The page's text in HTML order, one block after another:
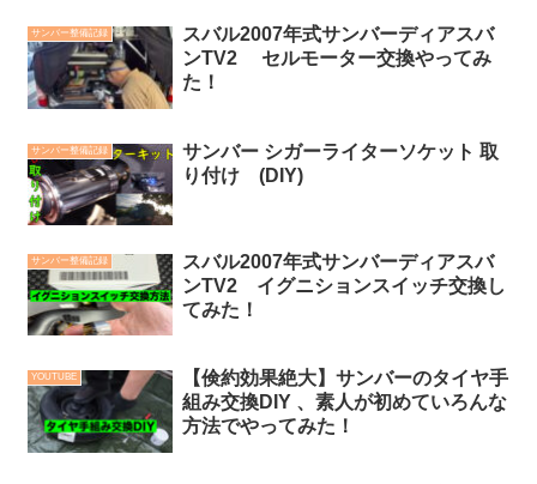
サンバー整備記録
スバル2007年式サンバーディアスバ
ンTV2 セルモーター交換やってみ
た！
サンバー整備記録
サンバー シガーライターソケット 取
り付け (DIY)
サンバー整備記録
スバル2007年式サンバーディアスバ
ンTV2 イグニションスイッチ交換し
てみた！
YOUTUBE
【倹約効果絶大】サンバーのタイヤ手
組み交換DIY 、素人が初めていろんな
方法でやってみた！